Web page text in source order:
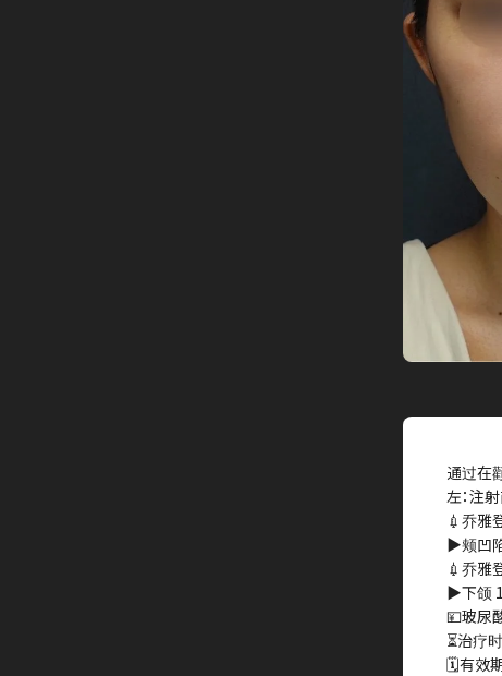
通过在
左：注
💉乔雅
▶︎颊凹
💉乔雅
▶︎下颌
💴玻尿
⏳治疗
🗓有效